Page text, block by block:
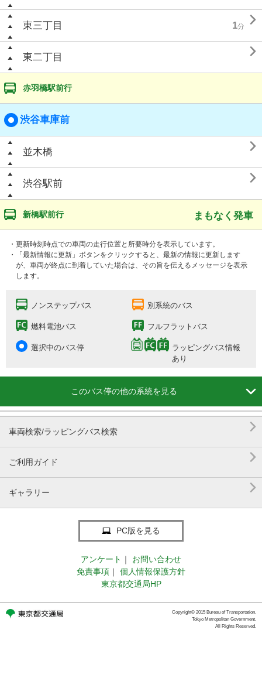
東三丁目 1分 
東二丁目 
赤羽橋駅前行
渋谷車庫前
並木橋 
渋谷駅前 
新橋駅前行 まもなく発車
・更新時刻時点での車両の走行位置と所要時分を表示しています。
・「最新情報に更新」ボタンをクリックすると、最新の情報に更新します
が、車両が終点に到着していた場合は、その旨を伝えるメッセージを表示
します。
ノンステップバス 別系統のバス
燃料電池バス フルフラットバス
選択中のバス停
ラッピングバス情報
あり
このバス停の他の系統を見る 
車両検索/ラッピングバス検索 
ご利用ガイド 
ギャラリー 
PC版を見る
アンケート ｜
お問い合わせ
免責事項 ｜
個人情報保護方針
東京都交通局HP
Copyright© 2015 Bureau of Transportation.
Tokyo Metropolitan Government.
All Rights Reserved.